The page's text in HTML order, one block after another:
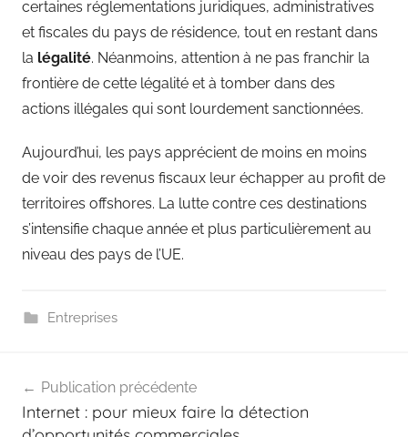
certaines réglementations juridiques, administratives
et fiscales du pays de résidence, tout en restant dans
la légalité. Néanmoins, attention à ne pas franchir la
frontière de cette légalité et à tomber dans des
actions illégales qui sont lourdement sanctionnées.
Aujourd’hui, les pays apprécient de moins en moins
de voir des revenus fiscaux leur échapper au profit de
territoires offshores. La lutte contre ces destinations
s’intensifie chaque année et plus particulièrement au
niveau des pays de l’UE.
Entreprises
de
Publication précédente
Internet : pour mieux faire la détection